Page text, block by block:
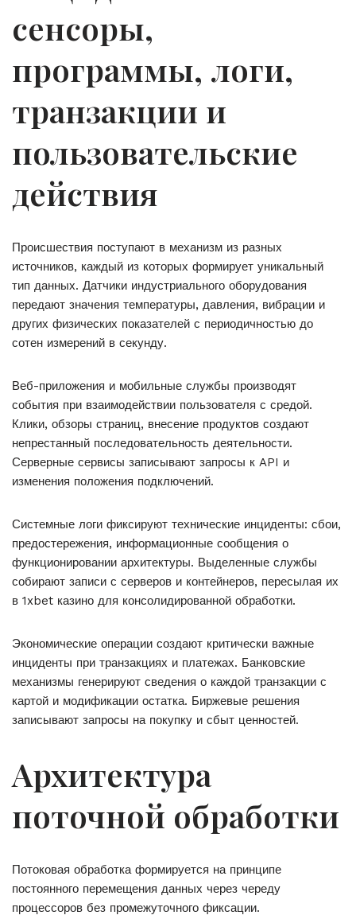
сенсоры,
программы, логи,
транзакции и
пользовательские
действия
Происшествия поступают в механизм из разных
источников, каждый из которых формирует уникальный
тип данных. Датчики индустриального оборудования
передают значения температуры, давления, вибрации и
других физических показателей с периодичностью до
сотен измерений в секунду.
Веб-приложения и мобильные службы производят
события при взаимодействии пользователя с средой.
Клики, обзоры страниц, внесение продуктов создают
непрестанный последовательность деятельности.
Серверные сервисы записывают запросы к API и
изменения положения подключений.
Системные логи фиксируют технические инциденты: сбои,
предостережения, информационные сообщения о
функционировании архитектуры. Выделенные службы
собирают записи с серверов и контейнеров, пересылая их
в 1xbet казино для консолидированной обработки.
Экономические операции создают критически важные
инциденты при транзакциях и платежах. Банковские
механизмы генерируют сведения о каждой транзакции с
картой и модификации остатка. Биржевые решения
записывают запросы на покупку и сбыт ценностей.
Архитектура
поточной обработки
Потоковая обработка формируется на принципе
постоянного перемещения данных через череду
процессоров без промежуточного фиксации.